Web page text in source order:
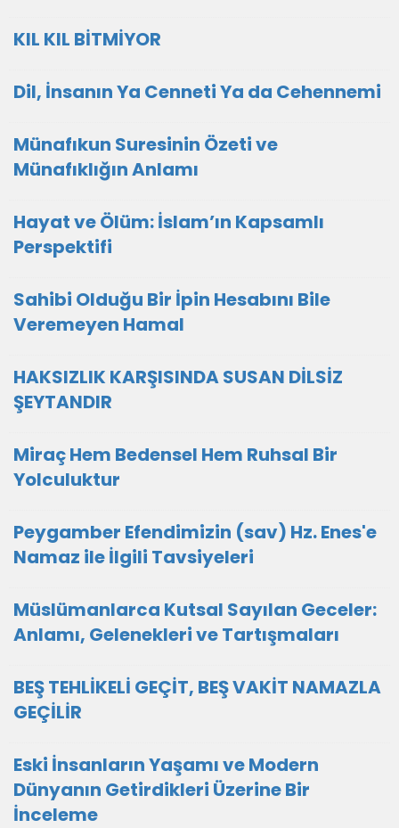
KIL KIL BİTMİYOR
Dil, İnsanın Ya Cenneti Ya da Cehennemi
Münafıkun Suresinin Özeti ve
Münafıklığın Anlamı
Hayat ve Ölüm: İslam’ın Kapsamlı
Perspektifi
Sahibi Olduğu Bir İpin Hesabını Bile
Veremeyen Hamal
HAKSIZLIK KARŞISINDA SUSAN DİLSİZ
ŞEYTANDIR
Miraç Hem Bedensel Hem Ruhsal Bir
Yolculuktur
Peygamber Efendimizin (sav) Hz. Enes'e
Namaz ile İlgili Tavsiyeleri
Müslümanlarca Kutsal Sayılan Geceler:
Anlamı, Gelenekleri ve Tartışmaları
BEŞ TEHLİKELİ GEÇİT, BEŞ VAKİT NAMAZLA
GEÇİLİR
Eski İnsanların Yaşamı ve Modern
Dünyanın Getirdikleri Üzerine Bir
İnceleme